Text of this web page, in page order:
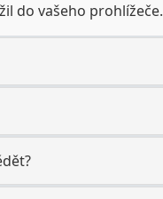
do vašeho prohlížeče.